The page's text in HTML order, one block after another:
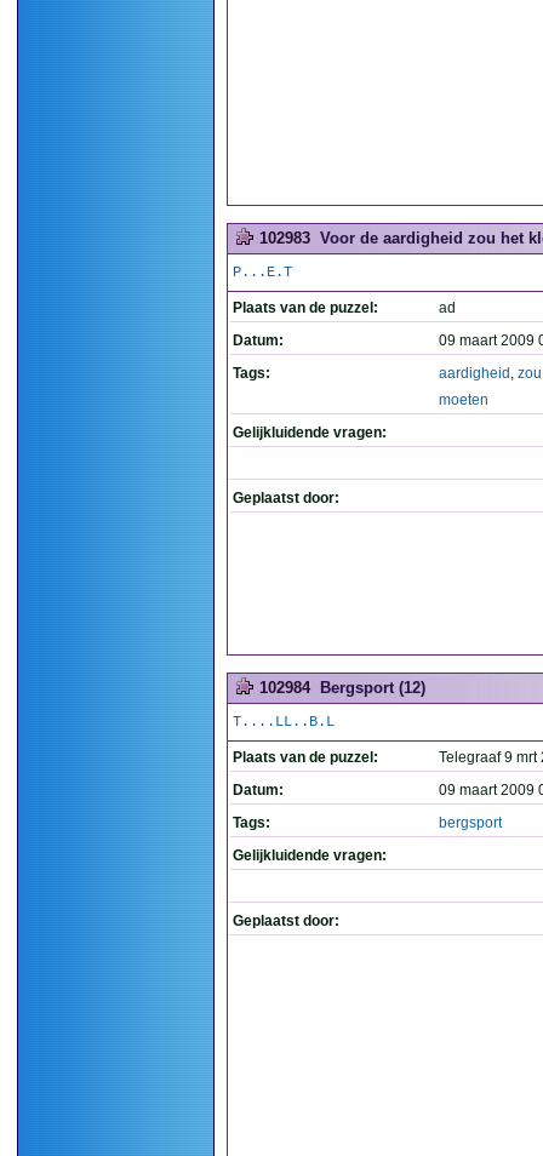
102983 Voor de aardigheid zou het
P...E.T
Plaats van de puzzel:
ad
Datum:
09 maart 2009
Tags:
aardigheid , zou
moeten
Gelijkluidende vragen:
Geplaatst door:
102984 Bergsport (12)
T....LL..B.L
Plaats van de puzzel:
Telegraaf 9 mrt
Datum:
09 maart 2009
Tags:
bergsport
Gelijkluidende vragen:
Geplaatst door: